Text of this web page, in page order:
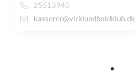
25513940
kasserer@virklundboldklub.dk